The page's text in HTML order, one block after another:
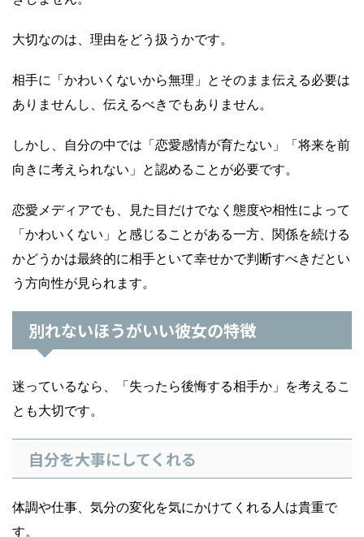
大切なのは、理由をどう扱うかです。
相手に「かわいくないから無理」とそのまま伝える必要は
ありませんし、伝えるべきでもありません。
しかし、自分の中では「恋愛感情が育たない」「将来を前
向きに考えられない」と認めることが必要です。
恋愛メディアでも、見た目だけでなく態度や相性によって
「かわいくない」と感じることがある一方、関係を続ける
かどうかは最終的に相手といて幸せかで判断すべきだとい
う方向性が見られます。
別れないほうがいい彼女の特徴
迷っているなら、「失ったら後悔する相手か」を考えるこ
とも大切です。
自分を大事にしてくれる
体調や仕事、気分の変化を気にかけてくれる人は貴重で
す。